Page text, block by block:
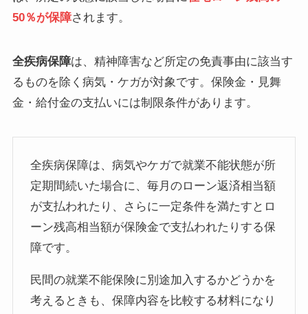
50％が保障されます。
全疾病保障は、精神障害など所定の免責事由に該当す
るものを除く病気・ケガが対象です。保険金・見舞
金・給付金の支払いには制限条件があります。
全疾病保障は、病気やケガで就業不能状態が所
定期間続いた場合に、毎月のローン返済相当額
が支払われたり、さらに一定条件を満たすとロ
ーン残高相当額が保険金で支払われたりする保
障です。
民間の就業不能保険に別途加入するかどうかを
考えるときも、保障内容を比較する材料になり